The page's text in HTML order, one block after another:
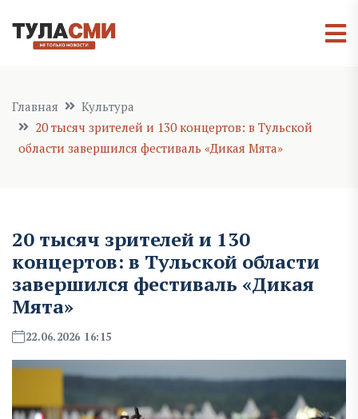
Главная
Культура
20 тысяч зрителей и 130 концертов: в Тульской
области завершился фестиваль «Дикая Мята»
20 тысяч зрителей и 130
концертов: в Тульской области
завершился фестиваль «Дикая
Мята»
22.06.2026 16:15